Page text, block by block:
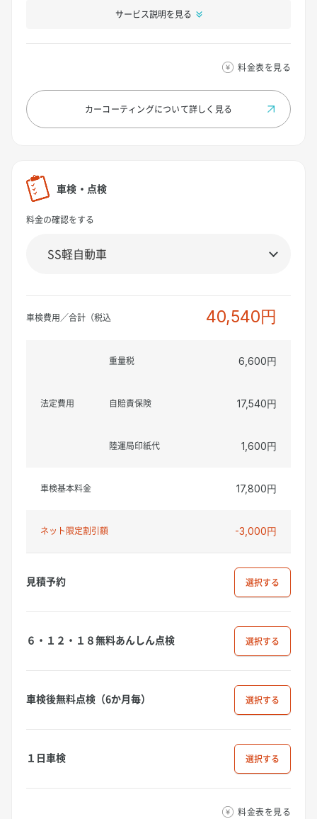
サービス説明を見る
料金表を見る
カーコーティングについて詳しく見る
車検・点検
料金の確認をする
車検費用／合計（税込 40,540円
法定費用
重量税 6,600円
自賠責保険 17,540円
陸運局印紙代 1,600円
車検基本料金 17,800円
ネット限定割引額 -3,000円
見積予約 選択
６・１２・１８無料あんしん点検 選択
車検後無料点検（6か月毎） 選択
１日車検 選択
料金表を見る